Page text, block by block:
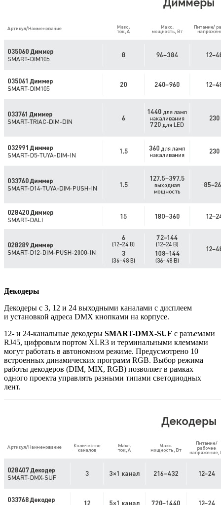
Декодеры
Декодеры с 3, 12 и 24 выходными каналами с дисплеем
и установкой адреса DMX кнопками на корпусе.
12- и 24-канальные декодеры SMART-DMX-SUF с разъемами
RJ45, цифровым портом XLR3 и терминальными клеммами
могут работать в автономном режиме. Предусмотрено 10
встроенных динамических программ RGB. Выбор режима
работы декодеров (DIM, MIX, RGB) позволяет в рамках
одного проекта управлять разными типами светодиодных
лент.